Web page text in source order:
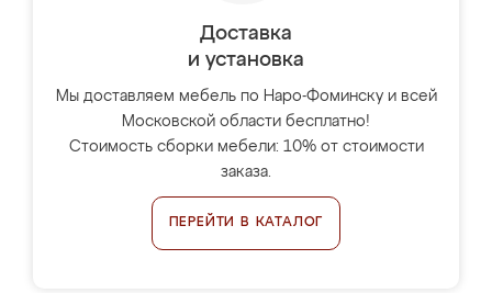
Доставка
и установка
Мы доставляем мебель по Наро-Фоминску и всей
Московской области бесплатно!
Стоимость сборки мебели: 10% от стоимости
заказа.
ПЕРЕЙТИ В КАТАЛОГ